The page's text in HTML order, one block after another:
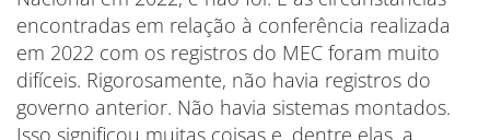
encontradas em relação à conferência realizada
em 2022 com os registros do MEC foram muito
difíceis. Rigorosamente, não havia registros do
governo anterior. Não havia sistemas montados.
Isso significou muitas coisas e, dentre elas, a